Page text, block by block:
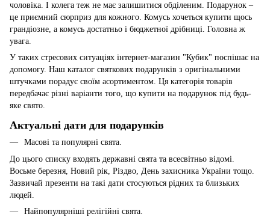
чоловіка. І колега теж не має залишитися обділеним. Подарунок –
це приємний сюрприз для кожного. Комусь хочеться купити щось
грандіозне, а комусь достатньо і бюджетної дрібниці. Головна ж
увага.
У таких стресових ситуаціях інтернет-магазин "Кубик" поспішає на
допомогу. Наш каталог святкових подарунків з оригінальними
штучками порадує своїм асортиментом. Ця категорія товарів
передбачає різні варіанти того, що купити на подарунок під будь-
яке свято.
Актуальні дати для подарунків
Масові та популярні свята.
До цього списку входять державні свята та всесвітньо відомі.
Восьме березня, Новий рік, Різдво, День захисника України тощо.
Зазвичай презенти на такі дати стосуються рідних та близьких
людей.
Найпопулярніші релігійні свята.